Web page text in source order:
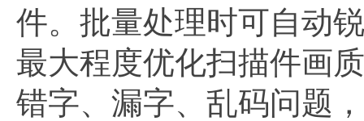
件。批量处理时可自动
最大程度优化扫描件画
错字、漏字、乱码问题